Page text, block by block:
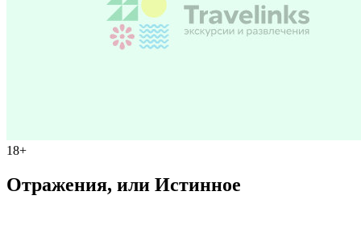
18+
Отражения, или Истинное